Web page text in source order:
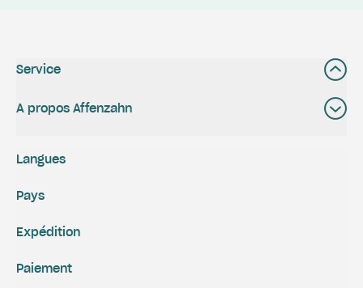
Service
A propos Affenzahn
Expédition
Paiement
Langues
Pays